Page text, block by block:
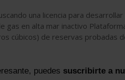
una licencia para
gas en alta mar inactivo
cúbicos) de reservas probadas
puedes suscribirte a